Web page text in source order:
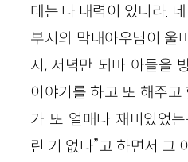
데는 다 내력이 있니라.
부지의 막내아우님이 울
지, 저녁만 되마 아들을
이야기를 하고 또 해주고
가 또 얼매나 재미있었
린 기 없다”고 하면서 그